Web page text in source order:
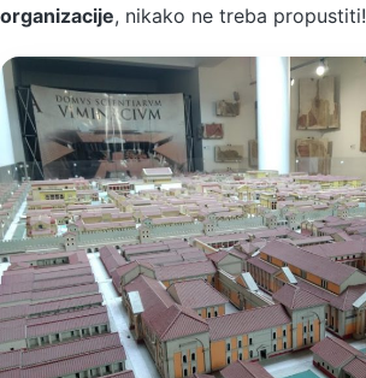
organizacije, nikako ne treba propustiti!